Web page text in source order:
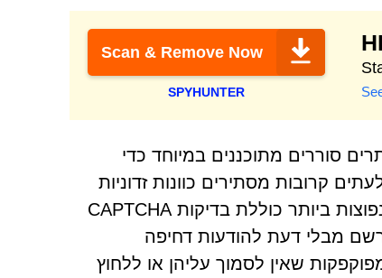
Scan & Remove Now
SPYHUNTER
סוררים מתוכננים במיוחד כדי
קרובות מסתירים כוונות זדוניות
מאחורי אינטראקציות לכאורה בלתי מזיקות. אחת הטקטיקות הנפוצות ביותר כוללת בדיקות CAPTCHA
מבלי דעת להודעות דחיפה
שאין לסמוך עליהן או ללחוץ